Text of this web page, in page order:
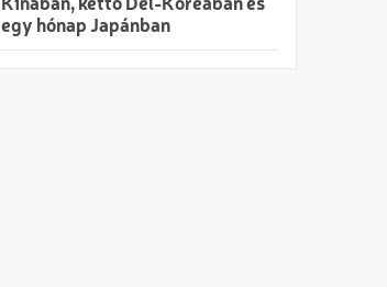
Kínában, kettő Dél-Koreában és
egy hónap Japánban